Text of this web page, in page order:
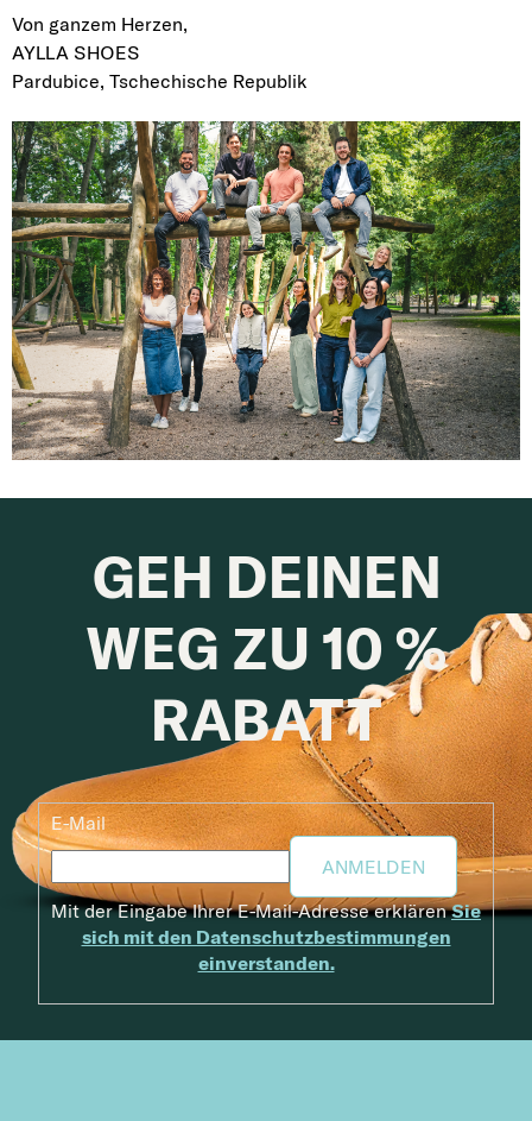
Von ganzem Herzen,
AYLLA SHOES
Pardubice, Tschechische Republik
GEH DEINEN
WEG ZU 10 %
RABATT
E-Mail
ANMELDEN
Mit der Eingabe Ihrer E-Mail-Adresse erklärenSie
sich mit den Datenschutzbestimmungen
einverstanden.